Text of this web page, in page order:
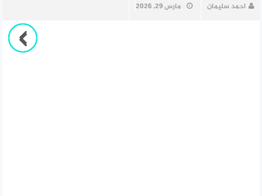
احمد سليمان مارس 29, 2026